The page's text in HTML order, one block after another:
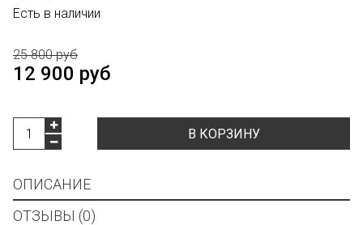
Есть в наличии
25 800 руб
12 900 руб
В КОРЗИНУ
ОПИСАНИЕ
ОТЗЫВЫ (0)